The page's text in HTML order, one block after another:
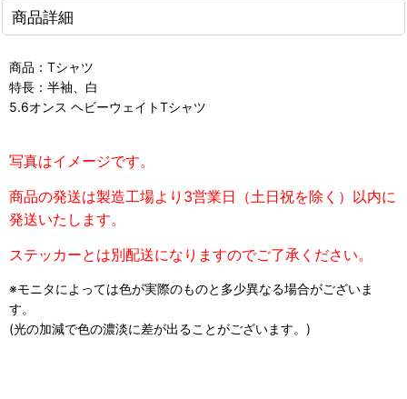
商品詳細
商品：Tシャツ
特長：半袖、白
5.6オンス ヘビーウェイトTシャツ
写真はイメージです。
商品の発送は製造工場より3営業日（土日祝を除く）以内に
発送いたします。
ステッカーとは別配送になりますのでご了承ください。
※モニタによっては色が実際のものと多少異なる場合がございま
す。
(光の加減で色の濃淡に差が出ることがございます。)